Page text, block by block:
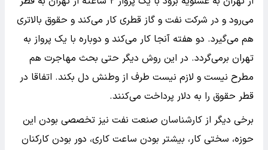
می‌رود و در شرکت نفت و گاز قطری کار می‌کند و حقوق بالاتری
هم می‌گیرد. دو هفته آنجا کار می‌کند و دوباره با یک پرواز به
تهران برمی‌گردد. در این روش دیگر حتی بحث مهاجرت هم
مطرح نیست و لازم نیست طرف از وطنش دل بکند. اتفاقا در
قطر حقوق را به دلار پرداخت می‌کنند.
برخی دیگر از کارشناسان صنعت نفت نیز تخصصی بودن این
حوزه، سختی کار، بیشتر بودن ساعت کاری، دور بودن کارکنان